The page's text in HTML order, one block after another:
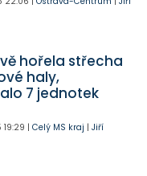
hořela střecha
haly,
7 jednotek
19:29 | Celý MS kraj | Jiří